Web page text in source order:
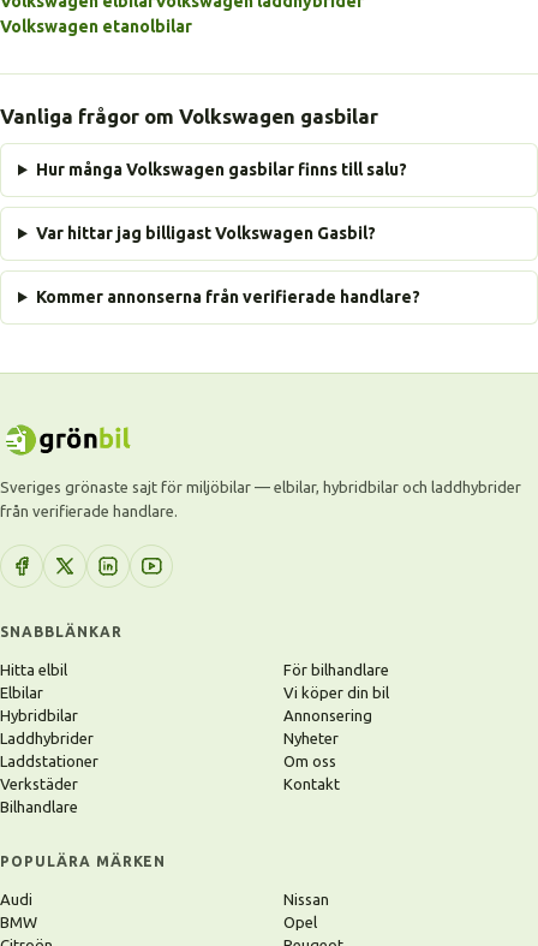
Volkswagen etanolbilar
Vanliga frågor om Volkswagen gasbilar
Hur många Volkswagen gasbilar finns till salu?
Var hittar jag billigast Volkswagen Gasbil?
Kommer annonserna från verifierade handlare?
Sveriges grönaste sajt för miljöbilar — elbilar, hybridbilar och laddhybrider
från verifierade handlare.
SNABBLÄNKAR
Hitta elbil
Elbilar
Hybridbilar
Laddhybrider
Laddstationer
Verkstäder
Bilhandlare
För bilhandlare
Vi köper din bil
Annonsering
Nyheter
Om oss
Kontakt
POPULÄRA MÄRKEN
Audi
BMW
Nissan
Opel